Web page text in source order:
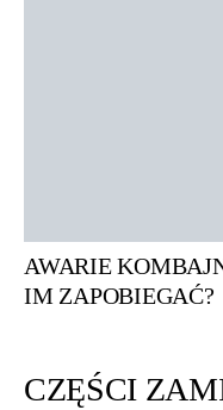
AWARIE
IM ZAPOBIEGAĆ?
CZĘŚCI